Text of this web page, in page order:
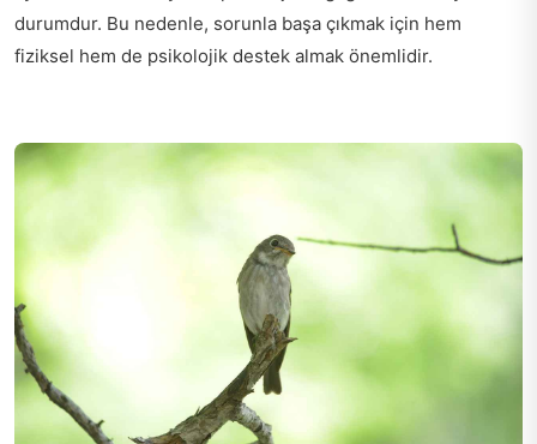
durumdur. Bu nedenle, sorunla başa çıkmak için hem
fiziksel hem de psikolojik destek almak önemlidir.